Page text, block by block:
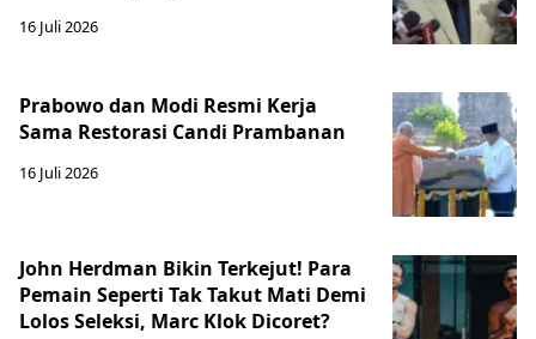
16 Juli 2026
Prabowo dan Modi Resmi Kerja
Sama Restorasi Candi Prambanan
16 Juli 2026
John Herdman Bikin Terkejut! Para
Pemain Seperti Tak Takut Mati Demi
Lolos Seleksi, Marc Klok Dicoret?